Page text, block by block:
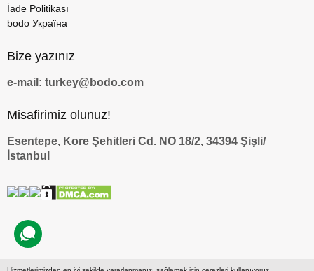
İade Politikası
bodo Україна
Bize yazınız
e-mail: turkey@bodo.com
Misafirimiz olunuz!
Esentepe, Kore Şehitleri Cd. NO 18/2, 34394 Şişli/
İstanbul